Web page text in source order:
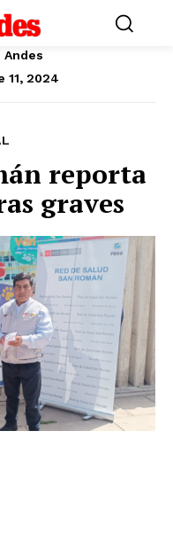
Andes
11, 2024
reporta
graves